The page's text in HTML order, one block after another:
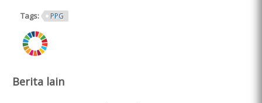
Tags: PPG
ring.png
Berita lain